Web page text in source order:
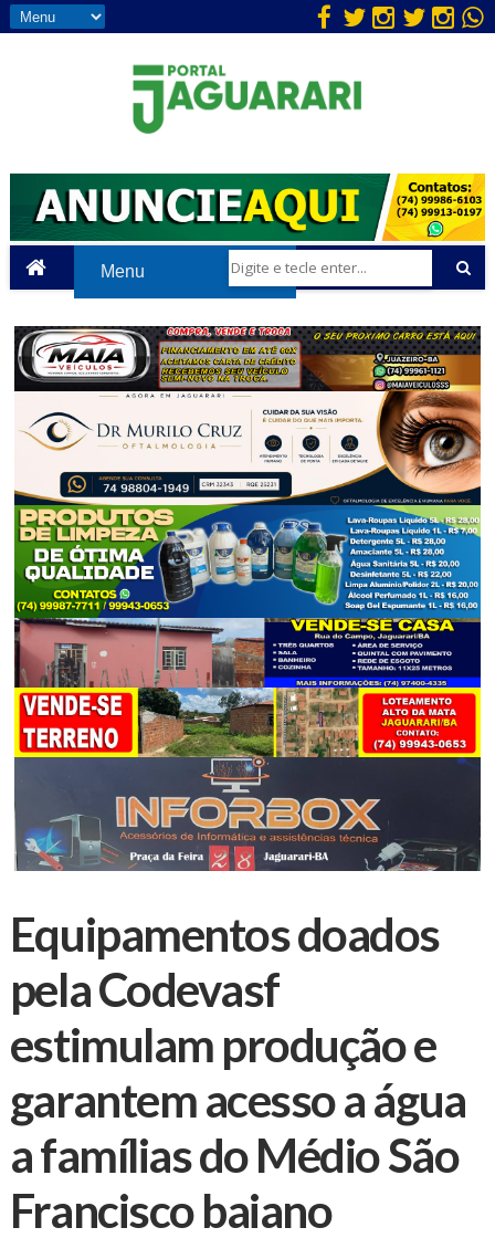
Equipamentos doados
pela Codevasf
estimulam produção e
garantem acesso a água
a famílias do Médio São
Francisco baiano